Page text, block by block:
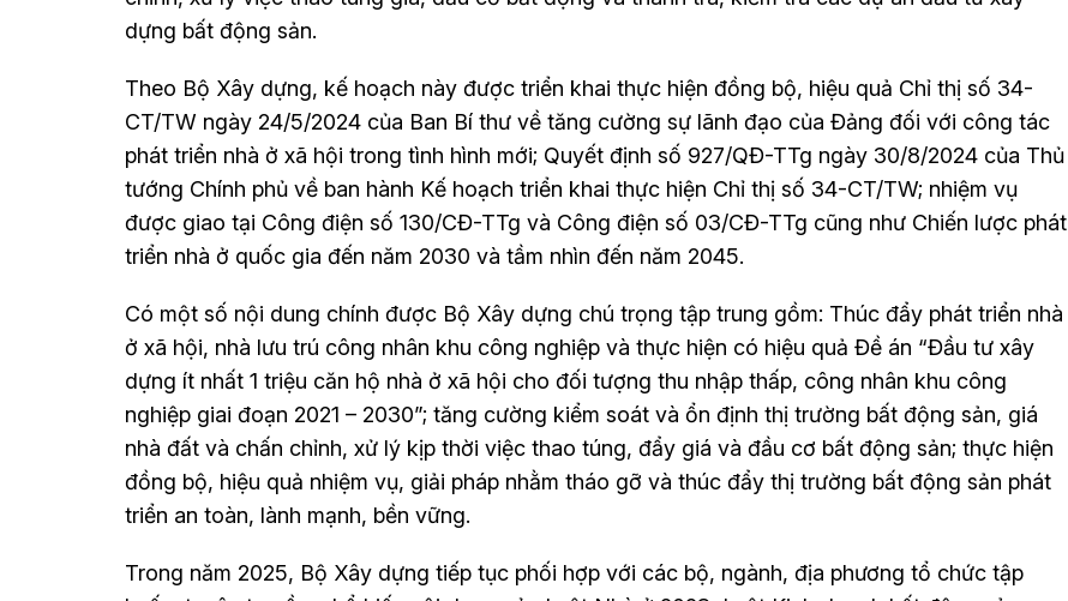
dựng bất động sản.
Theo Bộ Xây dựng, kế hoạch này được triển khai thực hiện đồng bộ, hiệu quả Chỉ thị số 34-
CT/TW ngày 24/5/2024 của Ban Bí thư về tăng cường sự lãnh đạo của Đảng đối với công tác
phát triển nhà ở xã hội trong tình hình mới; Quyết định số 927/QĐ-TTg ngày 30/8/2024 của Thủ
tướng Chính phủ về ban hành Kế hoạch triển khai thực hiện Chỉ thị số 34-CT/TW; nhiệm vụ
được giao tại Công điện số 130/CĐ-TTg và Công điện số 03/CĐ-TTg cũng như Chiến lược phát
triển nhà ở quốc gia đến năm 2030 và tầm nhìn đến năm 2045.
Có một số nội dung chính được Bộ Xây dựng chú trọng tập trung gồm: Thúc đẩy phát triển nhà
ở xã hội, nhà lưu trú công nhân khu công nghiệp và thực hiện có hiệu quả Đề án “Đầu tư xây
dựng ít nhất 1 triệu căn hộ nhà ở xã hội cho đối tượng thu nhập thấp, công nhân khu công
nghiệp giai đoạn 2021 – 2030”; tăng cường kiểm soát và ổn định thị trường bất động sản, giá
nhà đất và chấn chỉnh, xử lý kịp thời việc thao túng, đẩy giá và đầu cơ bất động sản; thực hiện
đồng bộ, hiệu quả nhiệm vụ, giải pháp nhằm tháo gỡ và thúc đẩy thị trường bất động sản phát
triển an toàn, lành mạnh, bền vững.
Trong năm 2025, Bộ Xây dựng tiếp tục phối hợp với các bộ, ngành, địa phương tổ chức tập